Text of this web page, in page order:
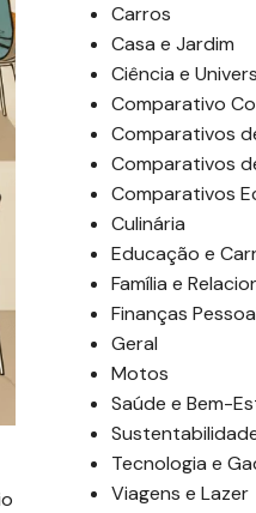
Carros
Casa e Jardim
Ciência e
Comparativo
Comparativos
Comparativos
Comparativos
Culinária
Educação e
Família e
Finanças
Geral
Motos
Saúde e Bem-
Tecnologia e
Viagens e Lazer